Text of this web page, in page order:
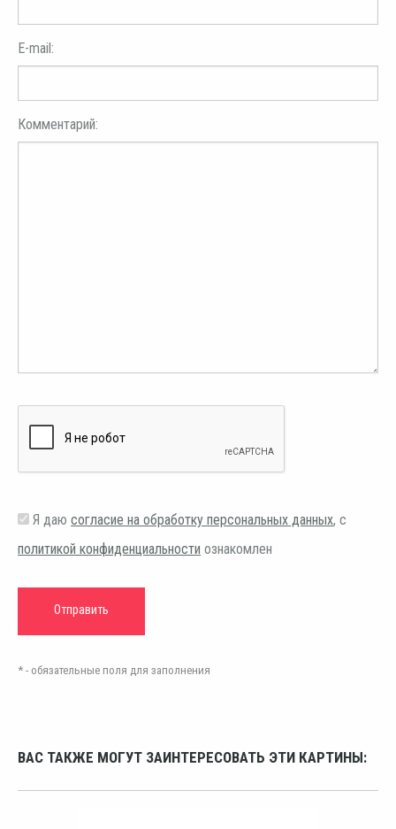
E-mail:
Комментарий:
Я даю согласие на обработку персональных данных, с
политикой конфиденциальности ознакомлен
* - обязательные поля для заполнения
ВАС ТАКЖЕ МОГУТ ЗАИНТЕРЕСОВАТЬ ЭТИ КАРТИНЫ: